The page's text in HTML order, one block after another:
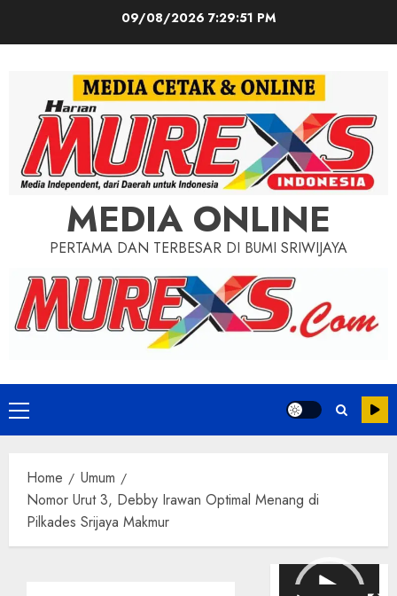
09/08/2026 7:29:52 PM
MEDIA ONLINE
PERTAMA DAN TERBESAR DI BUMI SRIWIJAYA
Primary
Menu
Home
Umum
Nomor Urut 3, Debby Irawan Optimal Menang di
Pilkades Srijaya Makmur
Pemutar